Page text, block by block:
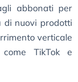
abbonati per
di nuovi prodotti
verticale
TikTok e